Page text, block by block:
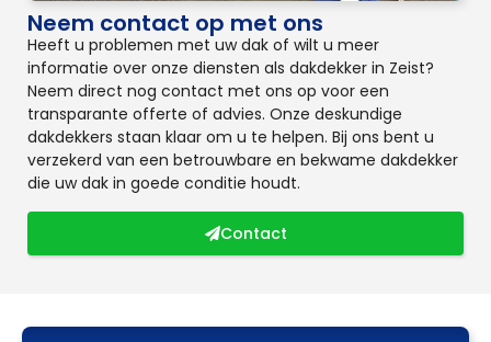
Neem contact op met ons
Heeft u problemen met uw dak of wilt u meer
informatie over onze diensten als dakdekker in Zeist?
Neem direct nog contact met ons op voor een
transparante offerte of advies. Onze deskundige
dakdekkers staan klaar om u te helpen. Bij ons bent u
verzekerd van een betrouwbare en bekwame dakdekker
die uw dak in goede conditie houdt.
Contact